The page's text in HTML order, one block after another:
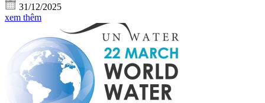
31/12/2025
xem thêm